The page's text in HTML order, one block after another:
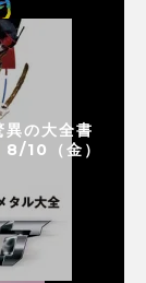
の大全書
8/10（金）